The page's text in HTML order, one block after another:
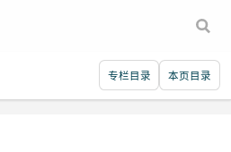
专栏目录 本页目录